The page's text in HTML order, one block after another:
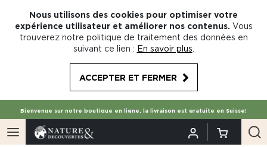
Nous utilisons des cookies pour optimiser votre
expérience utilisateur et améliorer nos contenus. Vous
trouverez notre politique de traitement des données en
suivant ce lien : En savoir plus
ACCEPTER ET FERMER
Bienvenue sur notre boutique en ligne, la livraison est gratuite en Suisse!